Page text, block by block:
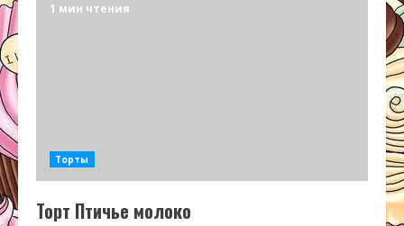
1 мин чтения
Торты
Торт Птичье молоко